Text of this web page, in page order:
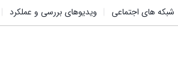
شبکه های اجتماعی ویدیوهای بررسی و عملکرد